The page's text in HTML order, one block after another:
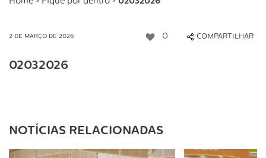
2 DE MARÇO DE 2026 0 COMPARTILHAR
02032026
NOTÍCIAS RELACIONADAS